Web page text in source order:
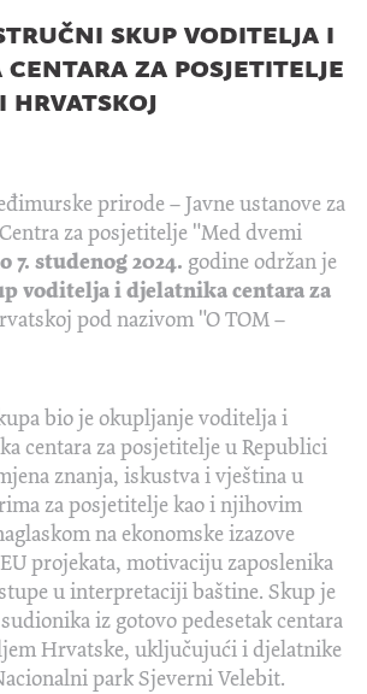
skup voditelja i
za posjetitelje
hrvatskoj
prirode – Javne ustanove za
za posjetitelje "Med dvemi
7. studenog 2024. godine održan je
voditelja i djelatnika centara za
pod nazivom "O TOM –
bio je okupljanje voditelja i
centara za posjetitelje u Republici
znanja, iskustva i vještina u
za posjetitelje kao i njihovim
na ekonomske izazove
projekata, motivaciju zaposlenika
u interpretaciji baštine. Skup je
iz gotovo pedesetak centara
Hrvatske, uključujući i djelatnike
park Sjeverni Velebit.